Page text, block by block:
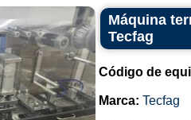
Máquina
Tecfag
Código de
Marca: Tecfag